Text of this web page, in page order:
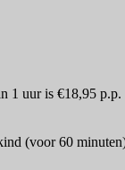
1 uur is €18,95 p.p.
(voor 60